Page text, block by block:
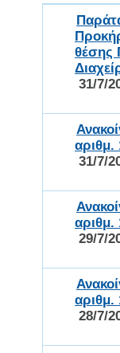
θέσης
31/7/
31/7/
29/7/
28/7/